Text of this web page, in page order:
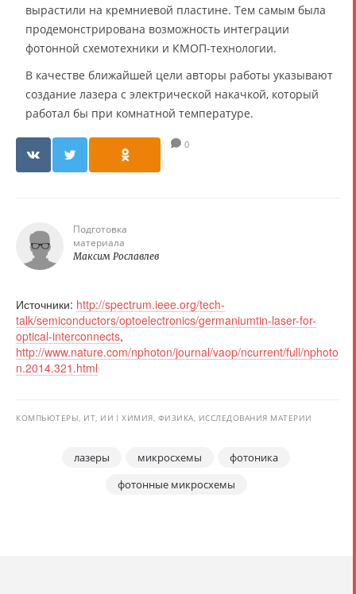
вырастили на кремниевой пластине. Тем самым была
продемонстрирована возможность интеграции
фотонной схемотехники и КМОП-технологии.
В качестве ближайшей цели авторы работы указывают
создание лазера с электрической накачкой, который
работал бы при комнатной температуре.
0
Подготовка
материала
Максим Рославлев
Источники: http://spectrum.ieee.org/tech-
talk/semiconductors/optoelectronics/germaniumtin-laser-for-
optical-interconnects,
http://www.nature.com/nphoton/journal/vaop/ncurrent/full/nphoto
n.2014.321.html
КОМПЬЮТЕРЫ, ИТ, ИИ ХИМИЯ, ФИЗИКА, ИССЛЕДОВАНИЯ МАТЕРИИ
лазеры микросхемы
фотоника
фотонные микросхемы